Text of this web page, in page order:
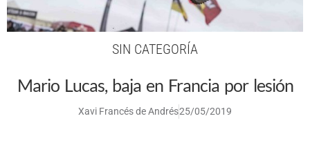
SIN CATEGORÍA
Mario Lucas, baja en Francia por lesión
Xavi Francés de Andrés25/05/2019